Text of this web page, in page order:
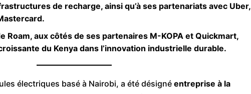
de recharge, ainsi qu’à ses partenariats avec Uber,
Roam, aux côtés de ses partenaires M-KOPA et Quickmart,
du Kenya dans l’innovation industrielle durable.
électriques basé à Nairobi, a été désigné entreprise à la